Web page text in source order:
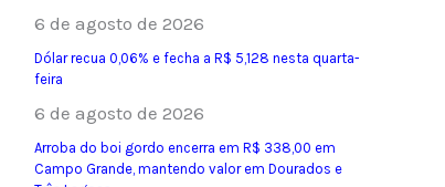
6 de agosto de 2026
Dólar recua 0,06% e fecha a R$ 5,128 nesta quarta-
feira
6 de agosto de 2026
Arroba do boi gordo encerra em R$ 338,00 em
Campo Grande, mantendo valor em Dourados e